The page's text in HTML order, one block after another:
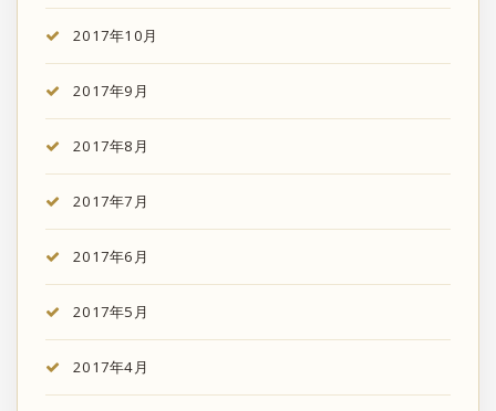
2017年10月
2017年9月
2017年8月
2017年7月
2017年6月
2017年5月
2017年4月